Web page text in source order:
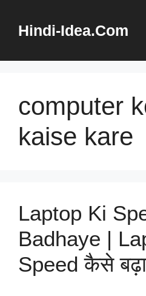
contentHindi-Idea.Com
computer
kaise kare
Laptop Ki
Badhaye |
Speed कैसे